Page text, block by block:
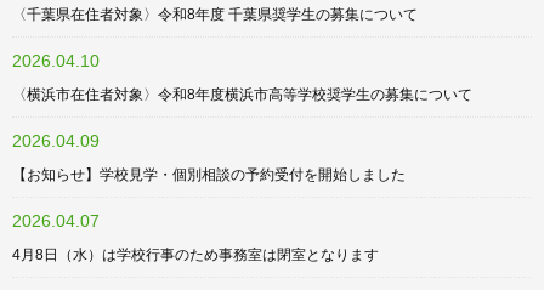
〈千葉県在住者対象〉令和8年度 千葉県奨学生の募集について
2026.04.10
〈横浜市在住者対象〉令和8年度横浜市高等学校奨学生の募集について
2026.04.09
【お知らせ】学校見学・個別相談の予約受付を開始しました
2026.04.07
4月8日（水）は学校行事のため事務室は閉室となります